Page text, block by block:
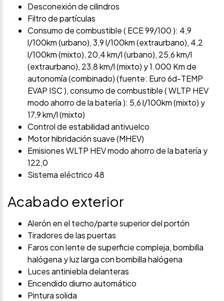
Desconexión de cilindros
Filtro de partículas
Consumo de combustible ( ECE 99/100 ): 4,9
l/100km (urbano), 3,9 l/100km (extraurbano), 4,2
l/100km (mixto), 20,4 km/l (urbano), 25,6 km/l
(extraurbano), 23,8 km/l (mixto) y 1.000 Km de
autonomía (combinado) (fuente: Euro 6d-TEMP
EVAP ISC ), consumo de combustible ( WLTP HEV
modo ahorro de la batería ): 5,6 l/100km (mixto) y
17,9 km/l (mixto)
Control de estabilidad antivuelco
Motor hibridación suave (MHEV)
Emisiones WLTP HEV modo ahorro de la batería y
122,0
Sistema eléctrico 48
Acabado exterior
Alerón en el techo/parte superior del portón
Tiradores de las puertas
Faros con lente de superficie compleja, bombilla
halógena y luz larga con bombilla halógena
Luces antiniebla delanteras
Encendido diurno automático
Pintura solida